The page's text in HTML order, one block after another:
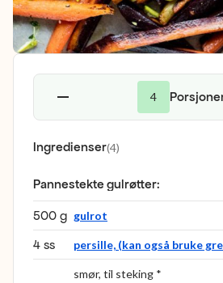
4
Ingredienser(4)
Pannestekte gulrøtter:
500 g gulrot
4 ss persille, (kan også bruke
smør, til steking *